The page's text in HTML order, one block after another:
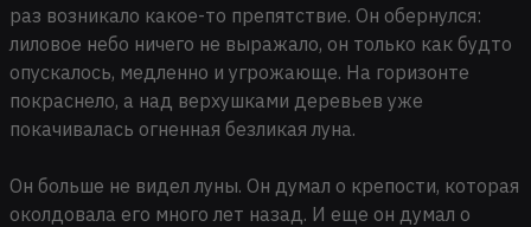
раз возникало какое-то препятствие. Он обернулся:
лиловое небо ничего не выражало, он только как будто
опускалось, медленно и угрожающе. На горизонте
покраснело, а над верхушками деревьев уже
покачивалась огненная безликая луна.
Он больше не видел луны. Он думал о крепости, которая
околдовала его много лет назад. И еще он думал о